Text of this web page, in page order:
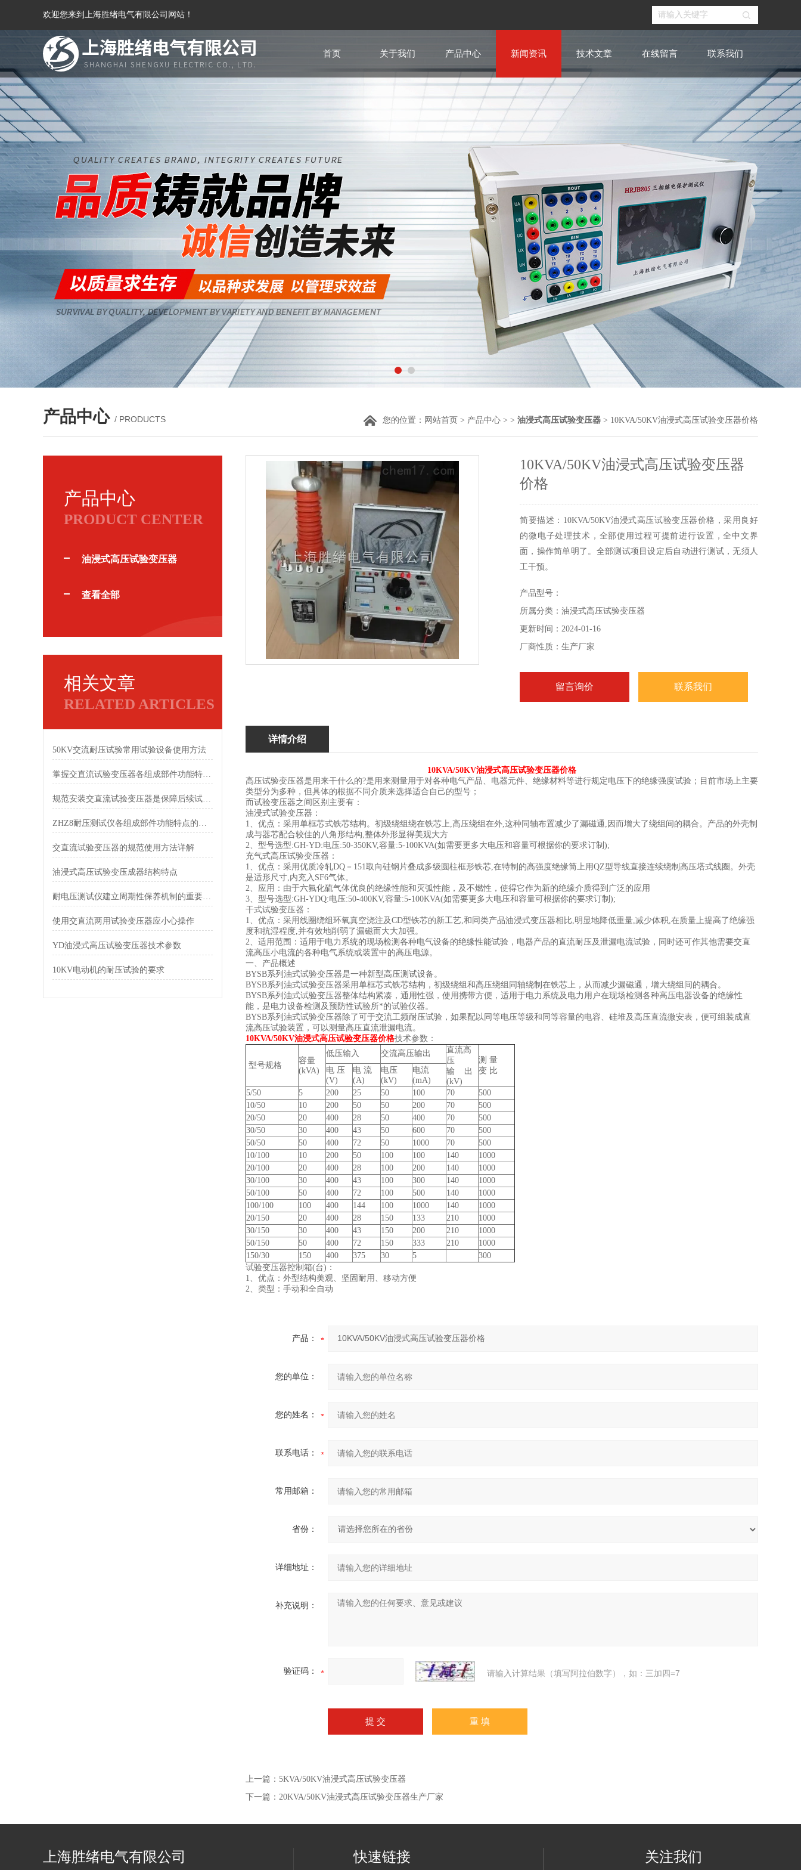
欢迎您来到上海胜绪电气有限公司网站！
首页 关于我们 产品中心 新闻资讯 技术文章 在线留言 联系我们
产品中心 / PRODUCTS 您的位置： 网站首页 > 产品中心 > > 油浸式高压试验变压器 > 10KVA/50KV油浸式高压试验变压器价格
产品中心
PRODUCT CENTER
油浸式高压试验变压器
查看全部
相关文章
RELATED ARTICLES
50KV交流耐压试验常用试验设备使用方法
掌握交直流试验变压器各组成部件功能特点有助于保障试验安全
规范安装交直流试验变压器是保障后续试验顺利开展的前提
ZHZ8耐压测试仪各组成部件功能特点的专业阐释与分享
交直流试验变压器的规范使用方法详解
油浸式高压试验变压成器结构特点
耐电压测试仪建立周期性保养机制的重要性分享
使用交直流两用试验变压器应小心操作
YD油浸式高压试验变压器技术参数
10KV电动机的耐压试验的要求
10KVA/50KV油浸式高压试验变压器
价格
简要描述：10KVA/50KV油浸式高压试验变压器价格，采用良好
的微电子处理技术，全部使用过程可提前进行设置，全中文界
面，操作简单明了。全部测试项目设定后自动进行测试，无须人
工干预。
产品型号：
所属分类：油浸式高压试验变压器
更新时间：2024-01-16
厂商性质：生产厂家
留言询价 联系我们
详情介绍
10KVA/50KV油浸式高压试验变压器价格
高压试验变压器是用来干什么的?是用来测量用于对各种电气产品、电器元件、绝缘材料等进行规定电压下的绝缘强度试验；目前市场上主要
类型分为多种，但具体的根据不同介质来选择适合自己的型号；
而试验变压器之间区别主要有：
油浸式试验变压器：
1、优点：采用单框芯式铁芯结构。初级绕组绕在铁芯上,高压绕组在外,这种同轴布置减少了漏磁通,因而增大了绕组间的耦合。产品的外壳制
成与器芯配合较佳的八角形结构,整体外形显得美观大方
2、型号选型:GH-YD:电压:50-350KV,容量:5-100KVA(如需要更多大电压和容量可根据你的要求订制);
充气式高压试验变压器：
1、优点：采用优质冷轧DQ－151取向硅钢片叠成多级圆柱框形铁芯,在特制的高强度绝缘筒上用QZ型导线直接连续绕制高压塔式线圈。外壳
是适形尺寸,内充入SF6气体。
2、应用：由于六氟化硫气体优良的绝缘性能和灭弧性能，及不燃性，使得它作为新的绝缘介质得到广泛的应用
3、型号选型:GH-YDQ:电压:50-400KV,容量:5-100KVA(如需要更多大电压和容量可根据你的要求订制);
干式试验变压器：
1、优点：采用线圈绕组环氧真空浇注及CD型铁芯的新工艺,和同类产品油浸式变压器相比,明显地降低重量,减少体积,在质量上提高了绝缘强
度和抗湿程度,并有效地削弱了漏磁而大大加强。
2、适用范围：适用于电力系统的现场检测各种电气设备的绝缘性能试验，电器产品的直流耐压及泄漏电流试验，同时还可作其他需要交直
流高压小电流的各种电气系统或装置中的高压电源。
一、产品概述
BYSB系列油式试验变压器是一种新型高压测试设备。
BYSB系列油式试验变压器采用单框芯式铁芯结构，初级绕组和高压绕组同轴绕制在铁芯上，从而减少漏磁通，增大绕组间的耦合。
BYSB系列油式试验变压器整体结构紧凑，通用性强，使用携带方便，适用于电力系统及电力用户在现场检测各种高压电器设备的绝缘性
能，是电力设备检测及预防性试验所*的试验仪器。
BYSB系列油式试验变压器除了可于交流工频耐压试验，如果配以同等电压等级和同等容量的电容、硅堆及高压直流微安表，便可组装成直
流高压试验装置，可以测量高压直流泄漏电流。
10KVA/50KV油浸式高压试验变压器价格技术参数：
型号规格
容量
(kVA)
低压输入 交流高压输出
直流高
压
输 出
(kV)
测 量
变 比
电 压
(V)
电 流
(A)
电压
(kV)
电流
(mA)
5/50
5 200 25 50 100 70
500
10/50
10 200 50 50 200 70
500
20/50
20 400 28 50 400 70
500
30/50
30 400 43 50 600 70
500
50/50
50 400 72 50 1000 70
500
10/100
10 200 50 100 100 140
1000
20/100
20 400 28 100 200 140
1000
30/100
30 400 43 100 300 140
1000
50/100
50 400 72 100 500 140
1000
100/100
100 400 144 100 1000 140
1000
20/150
20 400 28 150 133 210
1000
30/150
30 400 43 150 200 210
1000
50/150
50 400 72 150 333 210
1000
150/30
150 400 375 30 5
300
试验变压器控制箱(台)：
1、优点：外型结构美观、坚固耐用、移动方便
2、类型：手动和全自动
产品：
您的单位：
您的姓名：
联系电话：
常用邮箱：
省份：
详细地址：
补充说明：
验证码： 请输入计算结果（填写阿拉伯数字），如：三加四=7
上一篇： 5KVA/50KV油浸式高压试验变压器
下一篇： 20KVA/50KV油浸式高压试验变压器生产厂家
上海胜绪电气有限公司 快速链接 关注我们